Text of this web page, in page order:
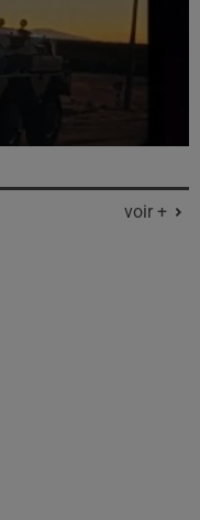
voir +